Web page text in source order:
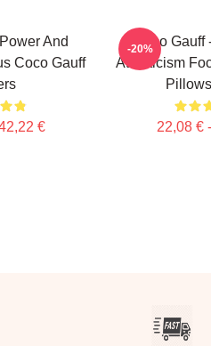
And
Coco Gauff
€
Coco Gauff
Athleticism
22,08 €
-20%